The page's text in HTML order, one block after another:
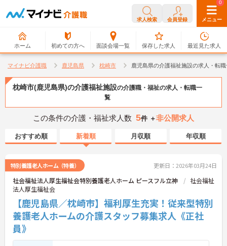
求人検索 会員登録 メニュー
ホーム 初めての方へ 面談会場一覧
0
保存した求人
0
最近見た求人
マイナビ介護職 鹿児島県 枕崎市 鹿児島県の介護福祉施設の求人・転
枕崎市(鹿児島県)の介護福祉施設の介護職・福祉の求人・転職一
覧
この条件の介護・福祉求人数 5件 ＋非公開求人
おすすめ順 新着順 月収順 年収順
特別養護老人ホーム（特養） 更新日：2026年03月24日
社会福祉法人厚生福祉会特別養護老人ホーム ピースフル立神
社会福祉
法人厚生福祉会
【鹿児島県／枕崎市】福利厚生充実！従来型特別
養護老人ホームの介護スタッフ募集求人《正社
員》